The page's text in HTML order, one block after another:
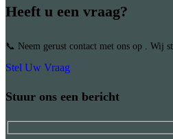
Heeft u een vraag?
📞 Neem gerust contact met ons op . Wij
Stel Uw Vraag
Stuur ons een bericht